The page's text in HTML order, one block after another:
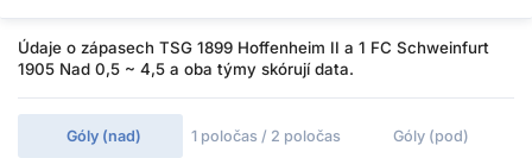
Údaje o zápasech TSG 1899 Hoffenheim II a 1 FC Schweinfurt
1905 Nad 0,5 ~ 4,5 a oba týmy skórují data.
Góly (nad) 1 poločas / 2 poločas Góly (pod)